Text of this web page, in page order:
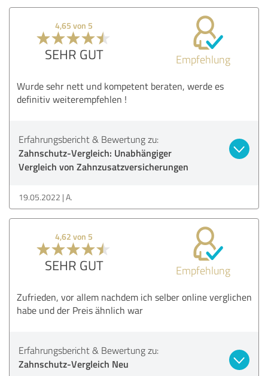
4,65 von 5
SEHR GUT Empfehlung
Wurde sehr nett und kompetent beraten, werde es
definitiv weiterempfehlen !
Erfahrungsbericht & Bewertung zu:
Zahnschutz-Vergleich: Unabhängiger
Vergleich von Zahnzusatzversicherungen
19.05.2022 A.
4,62 von 5
SEHR GUT Empfehlung
Zufrieden, vor allem nachdem ich selber online verglichen
habe und der Preis ähnlich war
Erfahrungsbericht & Bewertung zu:
Zahnschutz-Vergleich Neu